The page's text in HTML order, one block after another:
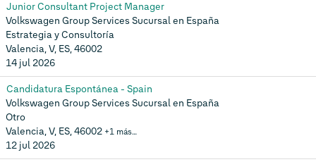
Junior Consultant Project Manager
Volkswagen Group Services Sucursal en España
Estrategia y Consultoría
Valencia, V, ES, 46002
14 jul 2026
Candidatura Espontánea - Spain
Volkswagen Group Services Sucursal en España
Otro
Valencia, V, ES, 46002 +1 más…
12 jul 2026